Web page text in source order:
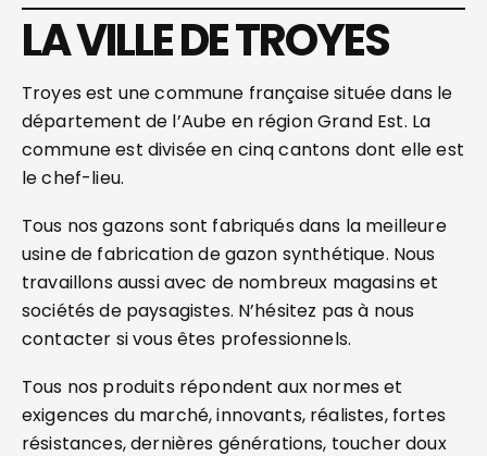
LA VILLE DE TROYES
Troyes est une commune française située dans le
département de l’Aube en région Grand Est. La
commune est divisée en cinq cantons dont elle est
le chef-lieu.
Tous nos gazons sont fabriqués dans la meilleure
usine de fabrication de gazon synthétique. Nous
travaillons aussi avec de nombreux magasins et
sociétés de paysagistes. N’hésitez pas à nous
contacter si vous êtes professionnels.
Tous nos produits répondent aux normes et
exigences du marché, innovants, réalistes, fortes
résistances, dernières générations, toucher doux